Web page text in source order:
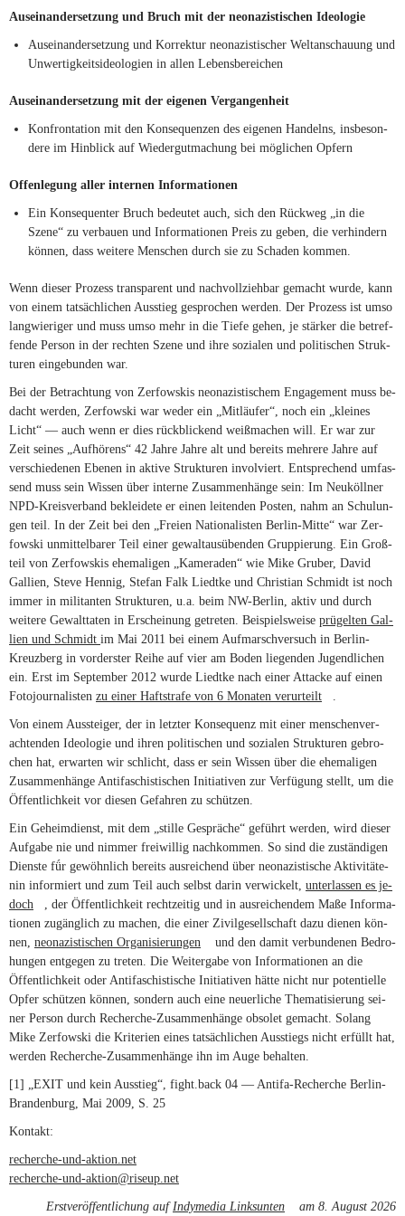
Aus­ein­an­der­set­zung und Bruch mit der neo­na­zis­ti­schen Ideologie
Aus­ein­an­der­set­zung und Kor­rek­tur neo­na­zis­ti­scher Welt­an­schau­ung und
Un­wer­tig­keits­ideo­lo­gien in al­len Lebensbereichen
Aus­ein­an­der­set­zung mit der ei­ge­nen Vergangenheit
Kon­fron­ta­tion mit den Kon­se­quen­zen des ei­ge­nen Han­delns, ins­be­son­
dere im Hin­blick auf Wie­der­gut­ma­chung bei mög­li­chen Opfern
Of­fen­le­gung al­ler in­ter­nen Informationen
Ein Kon­se­quen­ter Bruch be­deu­tet auch, sich den Rück­weg „in die
Szene“ zu ver­bauen und In­for­ma­tio­nen Preis zu ge­ben, die ver­hin­dern
kön­nen, dass wei­tere Men­schen durch sie zu Scha­den kommen.
Wenn die­ser Pro­zess trans­pa­rent und nach­voll­zieh­bar ge­macht wurde, kann
von ei­nem tat­säch­li­chen Aus­stieg ge­spro­chen wer­den. Der Pro­zess ist umso
lang­wie­ri­ger und muss umso mehr in die Tiefe ge­hen, je stär­ker die be­tref­
fende Per­son in der rech­ten Szene und ihre so­zia­len und po­li­ti­schen Struk­
tu­ren ein­ge­bun­den war.
Bei der Be­trach­tung von Zer­fow­skis neo­na­zis­ti­schem En­ga­ge­ment muss be­
dacht wer­den, Zer­fow­ski war we­der ein „Mit­läu­fer“, noch ein „klei­nes
Licht“ — auch wenn er dies rück­bli­ckend weiß­ma­chen will. Er war zur
Zeit sei­nes „Auf­hö­rens“ 42 Jahre Jahre alt und be­reits meh­rere Jahre auf
ver­schie­de­nen Ebe­nen in ak­tive Struk­tu­ren in­vol­viert. Ent­spre­chend um­fas­
send muss sein Wis­sen über in­terne Zu­sam­men­hänge sein: Im Neu­köll­ner
NPD-Kreisverband be­klei­dete er ei­nen lei­ten­den Pos­ten, nahm an Schu­lun­
gen teil. In der Zeit bei den „Freien Na­tio­na­lis­ten Berlin-Mitte“ war Zer­
fow­ski un­mit­tel­ba­rer Teil ei­ner ge­walt­aus­üben­den Grup­pie­rung. Ein Groß­
teil von Zer­fow­skis ehe­ma­li­gen „Ka­me­ra­den“ wie Mike Gru­ber, Da­vid
Gal­lien, Steve Hen­nig, Ste­fan Falk Liedtke und Chris­tian Schmidt ist noch
im­mer in mi­li­tan­ten Struk­tu­ren, u.a. beim NW-Berlin, ak­tiv und durch
wei­tere Ge­walt­ta­ten in Er­schei­nung ge­tre­ten. Bei­spiels­weise prü­gel­ten Gal­
lien und Schmidt im Mai 2011 bei ei­nem Auf­marsch­ver­such in Berlin-
Kreuzberg in vor­ders­ter Reihe auf vier am Bo­den lie­gen­den Ju­gend­li­chen
ein. Erst im Sep­tem­ber 2012 wurde Liedtke nach ei­ner At­ta­cke auf ei­nen
Fo­to­jour­na­lis­ten zu ei­ner Haft­strafe von 6 Mo­na­ten ver­ur­teilt (link is
.
Von ei­nem Aus­stei­ger, der in letz­ter Kon­se­quenz mit ei­ner men­schen­ver­
ach­ten­den Ideo­lo­gie und ih­ren po­li­ti­schen und so­zia­len Struk­tu­ren ge­bro­
chen hat, er­war­ten wir schlicht, dass er sein Wis­sen über die ehe­ma­li­gen
Zu­sam­men­hänge An­ti­fa­schis­ti­schen In­itia­ti­ven zur Ver­fü­gung stellt, um die
Öffent­lich­keit vor die­sen Ge­fah­ren zu schützen.
Ein Ge­heim­dienst, mit dem „stille Ge­sprä­che“ ge­führt wer­den, wird die­ser
Auf­gabe nie und nim­mer frei­wil­lig nach­kom­men. So sind die zu­stän­di­gen
Dienste fǘr ge­wöhn­lich be­reits aus­rei­chend über neo­na­zis­ti­sche Ak­ti­vi­tä­te­
nin in­for­miert und zum Teil auch selbst darin ver­wi­ckelt, un­ter­las­sen es je­
doch (link is external)
, der Öffent­lich­keit recht­zei­tig und in aus­rei­chen­dem Maße In­for­ma­
tio­nen zu­gäng­lich zu ma­chen, die ei­ner Zi­vil­ge­sell­schaft dazu die­nen kön­
nen, neo­na­zis­ti­schen Or­ga­ni­sie­run­gen (link is external)
und den da­mit ver­bun­de­nen Be­dro­
hun­gen ent­ge­gen zu tre­ten. Die Wei­ter­gabe von In­for­ma­tio­nen an die
Öffent­lich­keit oder An­ti­fa­schis­ti­sche In­itia­ti­ven hätte nicht nur po­ten­ti­elle
Op­fer schüt­zen kön­nen, son­dern auch eine neu­er­li­che The­ma­ti­sie­rung sei­
ner Per­son durch Recherche-Zusammenhänge ob­so­let ge­macht. So­lang
Mike Zer­fow­ski die Kri­te­rien ei­nes tat­säch­li­chen Aus­stiegs nicht er­füllt hat,
wer­den Recherche-Zusammenhänge ihn im Auge behalten.
[1] „EXIT und kein Aus­stieg“, fight.back 04 — Antifa-Recherche Berlin-
Brandenburg, Mai 2009, S. 25
Kontakt:
recherche-und-aktion.net
recherche-und-aktion@riseup.net
Erstveröffentlichung aufIndymedia Linksunten (link is external)
am 8. August 2026